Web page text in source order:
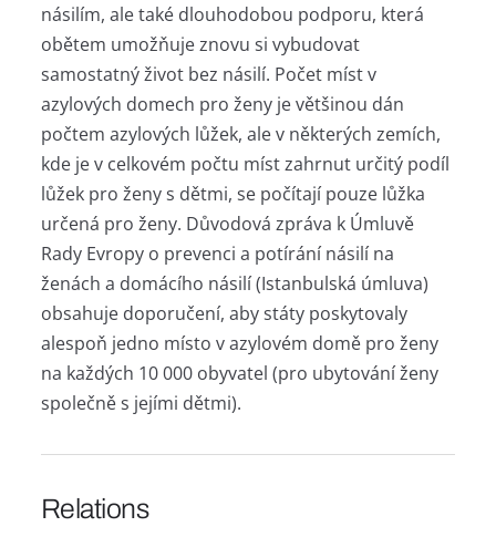
násilím, ale také dlouhodobou podporu, která
obětem umožňuje znovu si vybudovat
samostatný život bez násilí. Počet míst v
azylových domech pro ženy je většinou dán
počtem azylových lůžek, ale v některých zemích,
kde je v celkovém počtu míst zahrnut určitý podíl
lůžek pro ženy s dětmi, se počítají pouze lůžka
určená pro ženy. Důvodová zpráva k Úmluvě
Rady Evropy o prevenci a potírání násilí na
ženách a domácího násilí (Istanbulská úmluva)
obsahuje doporučení, aby státy poskytovaly
alespoň jedno místo v azylovém domě pro ženy
na každých 10 000 obyvatel (pro ubytování ženy
společně s jejími dětmi).
Relations